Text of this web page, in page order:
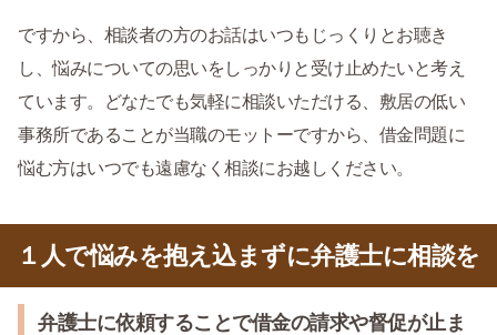
ですから、相談者の方のお話はいつもじっくりとお聴き
し、悩みについての思いをしっかりと受け止めたいと考え
ています。どなたでも気軽に相談いただける、敷居の低い
事務所であることが当職のモットーですから、借金問題に
悩む方はいつでも遠慮なく相談にお越しください。
１人で悩みを抱え込まずに弁護士に相談を
弁護士に依頼することで借金の請求や督促が止ま